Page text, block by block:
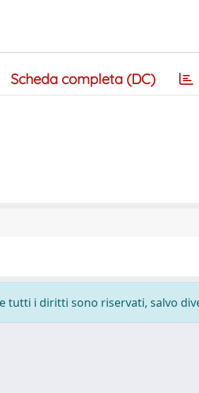
Scheda completa (DC)
tutti i diritti sono riservati, salvo